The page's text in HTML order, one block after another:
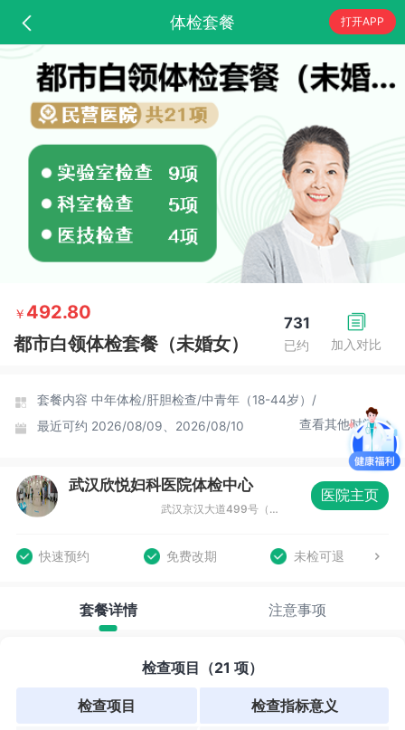
体检套餐 打开APP
加入对比
731
已约
￥ 492.80
都市白领体检套餐（未婚女）
套餐内容 中年体检/肝胆检查/中青年（18-44岁）/
最近可约 2026/08/09、2026/08/10 查看其他时间
武汉欣悦妇科医院体检中心
武汉京汉大道499号（地铁1号线利济北路站D出口旁）
医院主页
快速预约 免费改期 未检可退
套餐详情 注意事项
检查项目（21 项）
检查项目 检查指标意义